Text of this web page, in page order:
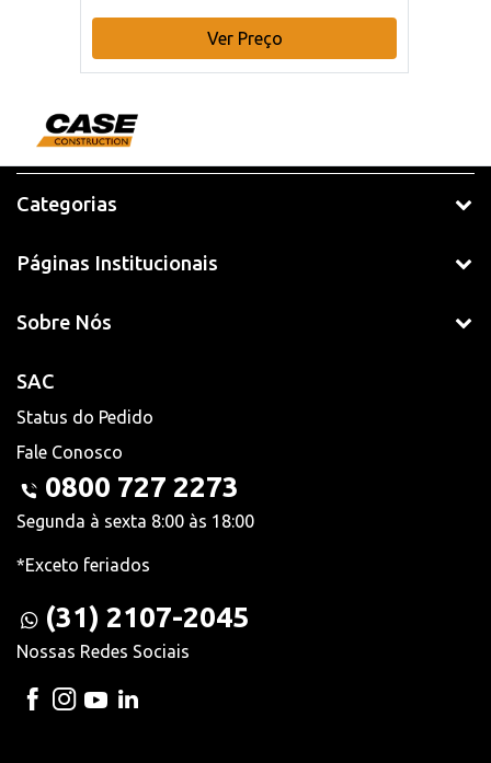
Ver Preço
Categorias
Páginas Institucionais
Sobre Nós
SAC
Status do Pedido
Fale Conosco
0800 727 2273
Segunda à sexta 8:00 às 18:00
*Exceto feriados
(31) 2107-2045
Nossas Redes Sociais